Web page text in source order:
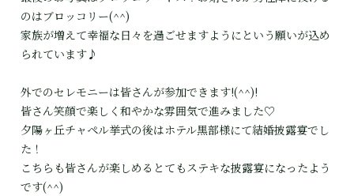
のはブロッコリー(^^)
家族が増えて幸福な日々を過ごせますようにという願いが込め
られています♪
外でのセレモニーは皆さんが参加できます!(^^)!
皆さん笑顔で楽しく和やかな雰囲気で進みました♡
夕陽ヶ丘チャペル挙式の後はホテル黒部様にて結婚披露宴でし
た！
こちらも皆さんが楽しめるとてもステキな披露宴になったよう
です(^^)